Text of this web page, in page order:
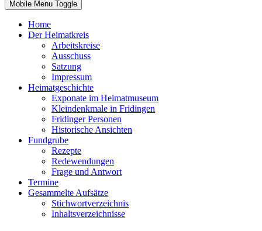
Mobile Menu Toggle
Home
Der Heimatkreis
Arbeitskreise
Ausschuss
Satzung
Impressum
Heimatgeschichte
Exponate im Heimatmuseum
Kleindenkmale in Fridingen
Fridinger Personen
Historische Ansichten
Fundgrube
Rezepte
Redewendungen
Frage und Antwort
Termine
Gesammelte Aufsätze
Stichwortverzeichnis
Inhaltsverzeichnisse